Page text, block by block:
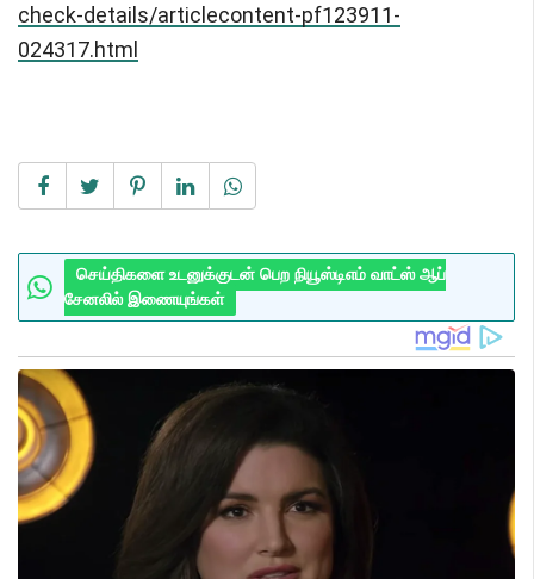
check-details/articlecontent-pf123911-
024317.html
செய்திகளை உடனுக்குடன் பெற நியூஸ்டிஎம் வாட்ஸ் ஆப்
சேனலில் இணையுங்கள்